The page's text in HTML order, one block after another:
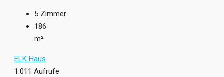
5 Zimmer
186
m²
ELK Haus
1.011 Aufrufe